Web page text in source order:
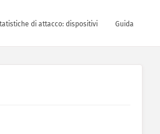
di attacco: dispositivi Guida